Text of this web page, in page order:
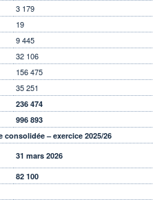
3 179
19
9 445
32 106
156 475
35 251
236 474
996 893
– exercice 2025/26
31 mars 2026
82 100